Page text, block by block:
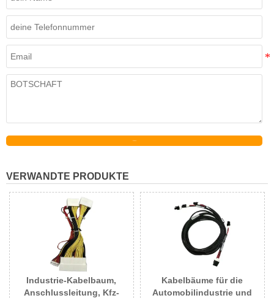
VERWANDTE PRODUKTE
Industrie-Kabelbaum,
Anschlussleitung, Kfz-
Kabelbäume für die
Automobilindustrie und